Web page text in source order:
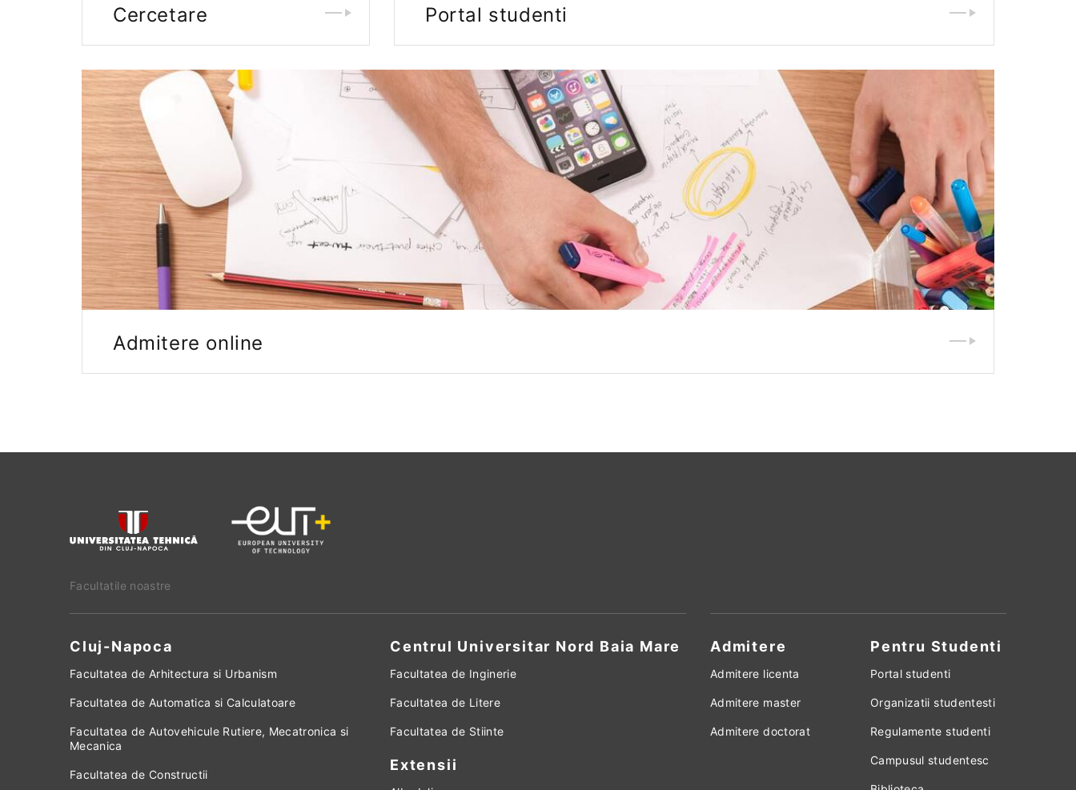
Cercetare Portal studenti
Admitere online
Facultatile noastre
Cluj-Napoca Centrul Universitar Nord Baia Mare
Facultatea de Arhitectura si Urbanism
Facultatea de Automatica si Calculatoare
Facultatea de Autovehicule Rutiere, Mecatronica si
Mecanica
Facultatea de Constructii
Facultatea de Inginerie
Facultatea de Litere
Facultatea de Stiinte
Extensii
Admitere
Admitere licenta
Admitere master
Admitere doctorat
Pentru Studenti
Portal studenti
Organizatii studentesti
Regulamente studenti
Campusul studentesc